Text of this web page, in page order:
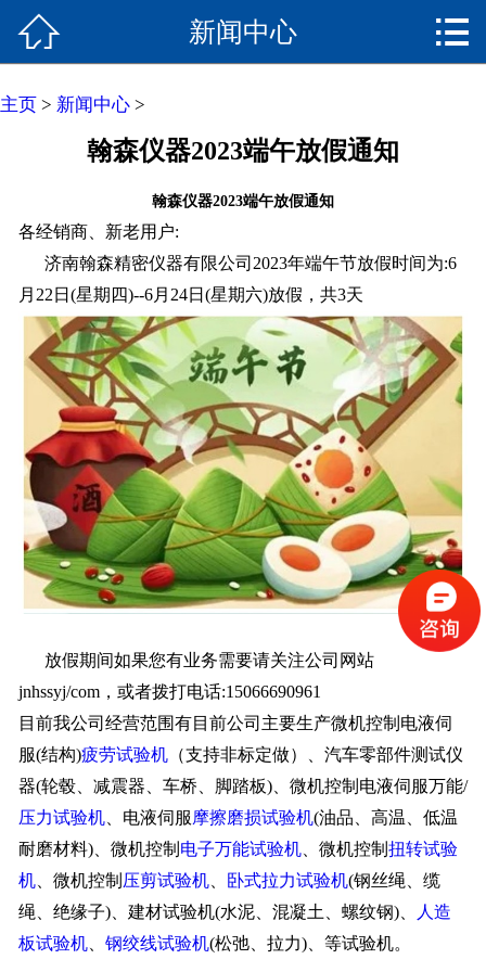
产品中心
客户案例
人才招聘
技术视频
联系我们
 新闻中心 
主页 > 新闻中心 >
翰森仪器2023端午放假通知
翰森仪器2023端午放假通知
各经销商、新老用户:
济南翰森精密仪器有限公司2023年端午节放假时间为:6
月22日(星期四)--6月24日(星期六)放假，共3天
放假期间如果您有业务需要请关注公司网站
jnhssyj/com，或者拨打电话:15066690961
目前我公司经营范围有目前公司主要生产微机控制电液伺
服(结构)疲劳试验机（支持非标定做）、汽车零部件测试仪
器(轮毂、减震器、车桥、脚踏板)、微机控制电液伺服万能/
压力试验机、电液伺服 摩擦磨损试验机(油品、高温、低温
耐磨材料)、微机控制 电子万能试验机、微机控制 扭转试验
机、微机控制 压剪试验机、 卧式拉力试验机(钢丝绳、缆
绳、绝缘子)、建材试验机(水泥、混凝土、螺纹钢)、
人造
板试验机、 钢绞线试验机(松弛、拉力)、等试验机。